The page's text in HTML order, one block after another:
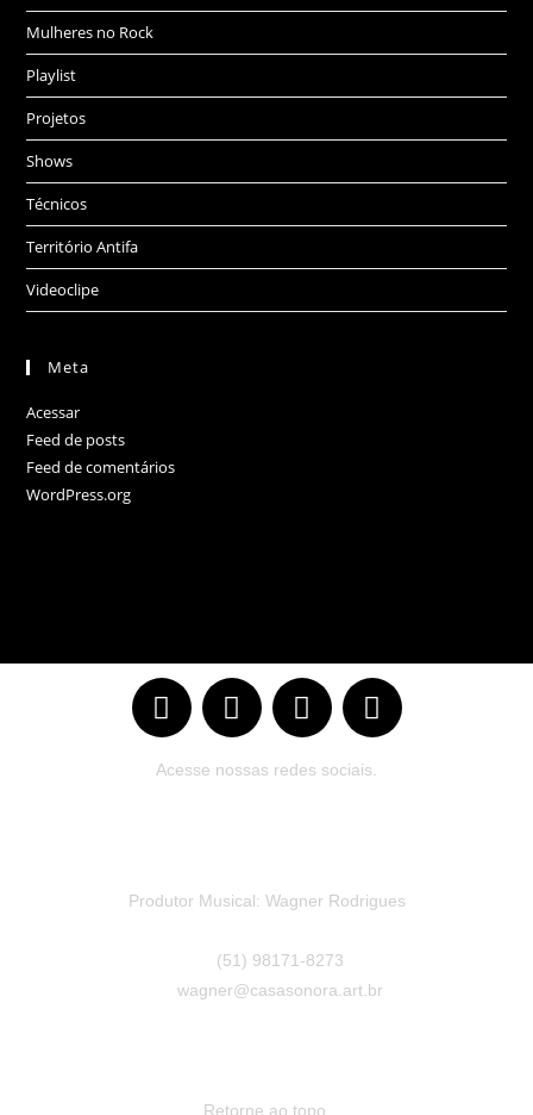
Mulheres no Rock
Playlist
Projetos
Shows
Técnicos
Território Antifa
Videoclipe
Meta
Acessar
Feed de posts
Feed de comentários
WordPress.org
Acesse nossas redes sociais.
Produtor Musical: Wagner Rodrigues
(51) 98171-8273
wagner@casasonora.art.br
Retorne ao topo.